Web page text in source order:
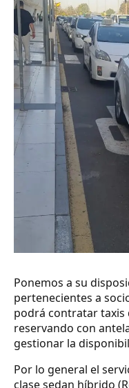
Ponemos a su
pertenecientes a
podrá contratar taxis
reservando con
gestionar la
Por lo general el
clase sedan híbrido